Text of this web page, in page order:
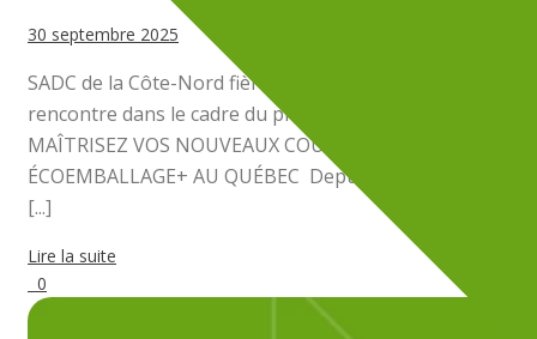
30 septembre 2025
SADC de la Côte-Nord fière partenaire de cette
rencontre dans le cadre du programme ÉcoEmballage+.
MAÎTRISEZ VOS NOUVEAUX COÛTS D’EMBALLAGES par
ÉCOEMBALLAGE+ AU QUÉBEC Depuis janvier 2025, Éco
[...]
Lire la suite
0